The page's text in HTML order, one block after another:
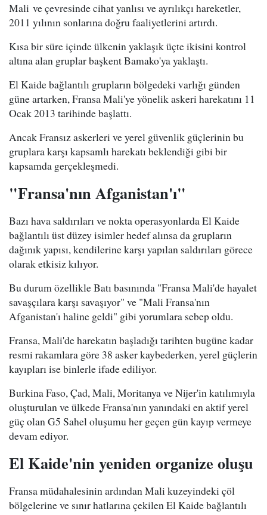
Mali ve çevresinde cihat yanlısı ve ayrılıkçı hareketler,
2011 yılının sonlarına doğru faaliyetlerini artırdı.
Kısa bir süre içinde ülkenin yaklaşık üçte ikisini kontrol
altına alan gruplar başkent Bamako'ya yaklaştı.
El Kaide bağlantılı grupların bölgedeki varlığı günden
güne artarken, Fransa Mali'ye yönelik askeri harekatını 11
Ocak 2013 tarihinde başlattı.
Ancak Fransız askerleri ve yerel güvenlik güçlerinin bu
gruplara karşı kapsamlı harekatı beklendiği gibi bir
kapsamda gerçekleşmedi.
"Fransa'nın Afganistan'ı"
Bazı hava saldırıları ve nokta operasyonlarda El Kaide
bağlantılı üst düzey isimler hedef alınsa da grupların
dağınık yapısı, kendilerine karşı yapılan saldırıları görece
olarak etkisiz kılıyor.
Bu durum özellikle Batı basınında "Fransa Mali'de hayalet
savaşçılara karşı savaşıyor" ve "Mali Fransa'nın
Afganistan'ı haline geldi" gibi yorumlara sebep oldu.
Fransa, Mali'de harekatın başladığı tarihten bugüne kadar
resmi rakamlara göre 38 asker kaybederken, yerel güçlerin
kayıpları ise binlerle ifade ediliyor.
Burkina Faso, Çad, Mali, Moritanya ve Nijer'in katılımıyla
oluşturulan ve ülkede Fransa'nın yanındaki en aktif yerel
güç olan G5 Sahel oluşumu her geçen gün kayıp vermeye
devam ediyor.
El Kaide'nin yeniden organize oluşu
Fransa müdahalesinin ardından Mali kuzeyindeki çöl
bölgelerine ve sınır hatlarına çekilen El Kaide bağlantılı